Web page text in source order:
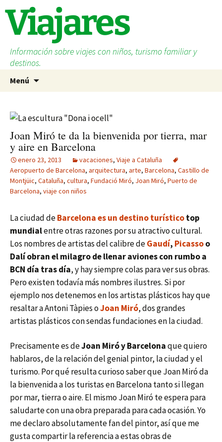
contenido
Viajares
Información sobre viajes con niños, turismo familiar y
destinos.
Menú
Joan Miró te da la bienvenida por tierra, mar
y aire en Barcelona
enero 23, 2013 vacaciones, Viaje a Cataluña
Aeropuerto de Barcelona, arquitectura, arte, Barcelona, Castillo de
Montjüic, Cataluña, cultura, Fundació Miró, Joan Miró, Puerto de
Barcelona, viaje con niños
La ciudad deBarcelona es un destino turísticotop
mundialentre otras razones por su atractivo cultural.
Los nombres de artistas del calibre deGaudí, Picassoo
Dalí obran el milagro de llenar aviones con rumbo a
BCN día tras día, y hay siempre colas para ver sus obras.
Pero existen todavía más nombres ilustres. Si por
ejemplo nos detenemos en los artistas plásticos hay que
resaltar a Antoni Tàpies oJoan Miró, dos grandes
artistas plásticos con sendas fundaciones en la ciudad.
Precisamente es deJoan Miró y Barcelonaque quiero
hablaros, de la relación del genial pintor, la ciudad y el
turismo. Por qué resulta curioso saber que Joan Miró da
la bienvenida a los turistas en Barcelona tanto si llegan
por mar, tierra o aire. El mismo Joan Miró te espera para
saludarte con una obra preparada para cada ocasión. Yo
me declaro absolutamente fan del pintor, así que me
gusta compartir la referencia a estas obras de